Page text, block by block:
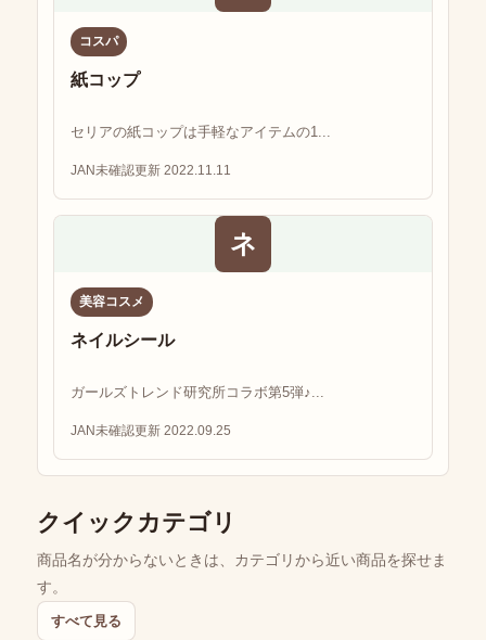
コスパ
紙コップ
セリアの紙コップは手軽なアイテムの1...
JAN未確認更新 2022.11.11
ネ
美容コスメ
ネイルシール
ガールズトレンド研究所コラボ第5弾♪...
JAN未確認更新 2022.09.25
クイックカテゴリ
商品名が分からないときは、カテゴリから近い商品を探せま
す。
すべて見る